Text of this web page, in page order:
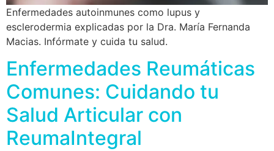
Enfermedades autoinmunes como lupus y
esclerodermia explicadas por la Dra. María Fernanda
Macias. Infórmate y cuida tu salud.
Enfermedades Reumáticas
Comunes: Cuidando tu
Salud Articular con
ReumaIntegral